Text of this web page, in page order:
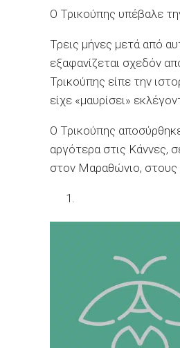
Ο Τρικούπης υπέβαλε
Τρεις μήνες μετά από
εξαφανίζεται σχεδόν
Τρικούπης είπε την
είχε «μαυρίσει»
Ο Τρικούπης
αργότερα στις Κάννες,
στον Μαραθώνιο,